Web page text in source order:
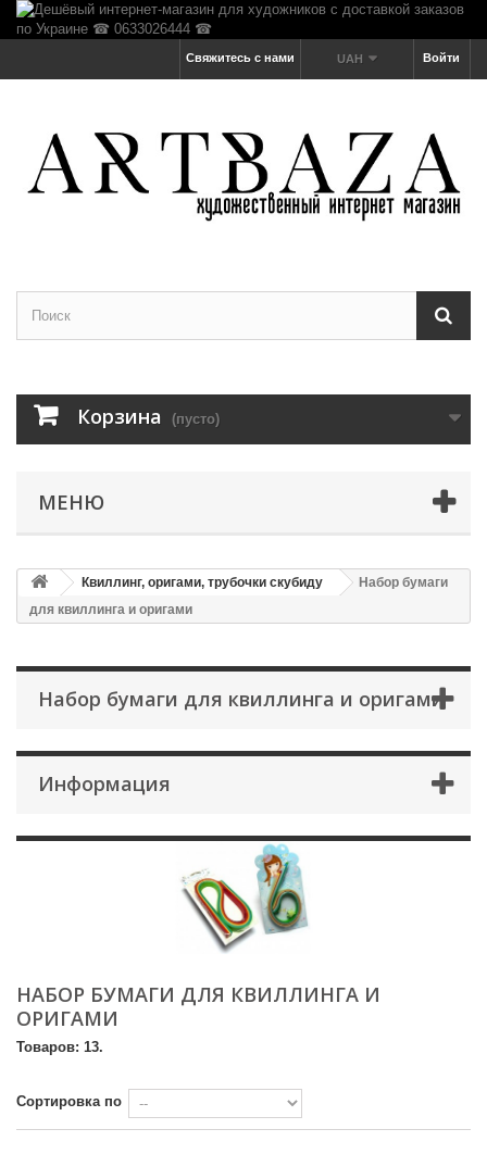
Войти
UAH
Свяжитесь с нами
Корзина (пусто)
МЕНЮ
Квиллинг, оригами, трубочки скубиду
Набор бумаги
для квиллинга и оригами
Набор бумаги для квиллинга и оригами
Информация
НАБОР БУМАГИ ДЛЯ КВИЛЛИНГА И
ОРИГАМИ
Товаров: 13.
Сортировка по